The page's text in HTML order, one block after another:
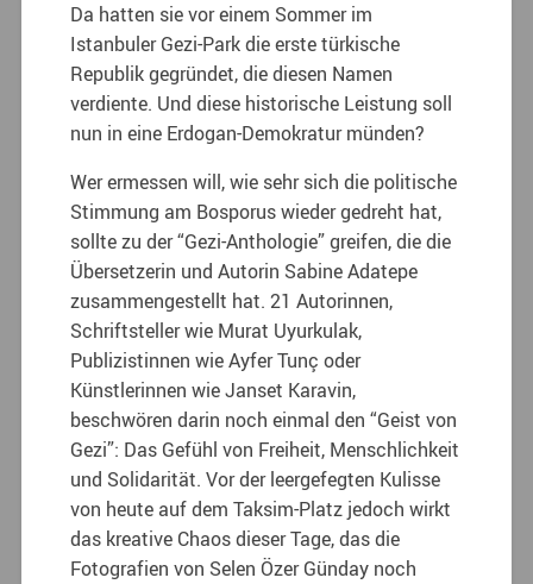
Da hatten sie vor einem Sommer im
Istanbuler Gezi-Park die erste türkische
Republik gegründet, die diesen Namen
verdiente. Und diese historische Leistung soll
nun in eine Erdogan-Demokratur münden?
Wer ermessen will, wie sehr sich die politische
Stimmung am Bosporus wieder gedreht hat,
sollte zu der “Gezi-Anthologie” greifen, die die
Übersetzerin und Autorin Sabine Adatepe
zusammengestellt hat. 21 Autorinnen,
Schriftsteller wie Murat Uyurkulak,
Publizistinnen wie Ayfer Tunç oder
Künstlerinnen wie Janset Karavin,
beschwören darin noch einmal den “Geist von
Gezi”: Das Gefühl von Freiheit, Menschlichkeit
und Solidarität. Vor der leergefegten Kulisse
von heute auf dem Taksim-Platz jedoch wirkt
das kreative Chaos dieser Tage, das die
Fotografien von Selen Özer Günday noch